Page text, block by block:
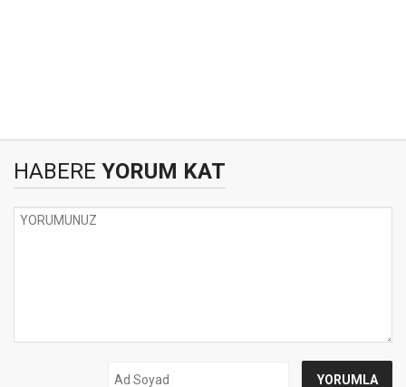
HABERE YORUM KAT